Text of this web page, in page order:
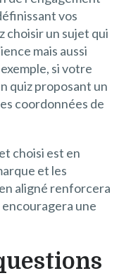
vos
choisir un sujet qui
mais aussi
si votre
quiz proposant un
coordonnées de
choisi est en
et les
aligné renforcera
une